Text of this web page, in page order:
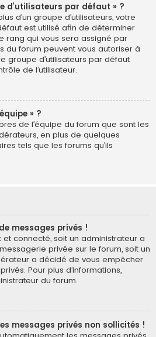
d’utilisateurs par défaut » ?
d’un groupe d’utilisateurs, votre
est utilisé afin de déterminer
rang qui vous sera assigné par
du forum peuvent vous autoriser à
groupe d’utilisateurs par défaut
de l’utilisateur.
» ?
de l’équipe du forum que sont les
en plus de quelques
tels que les forums qu’ils
messages privés !
et connecté, soit un administrateur a
privée sur le forum, soit un
a décidé de vous empêcher
Pour plus d’informations,
du forum.
messages privés non sollicités !